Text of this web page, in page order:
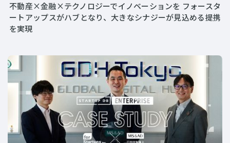
不動産×金融×テクノロジーでイノベーションを フォースタ
ートアップスがハブとなり、大きなシナジーが見込める提携
を実現